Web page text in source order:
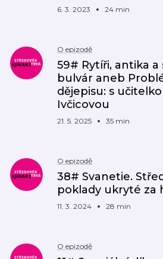
6. 3. 2023 24 min
O epizodě
59# Rytíři, antika a
bulvár aneb
dějepisu: s
Ivčicovou
21. 5. 2025 35 min
O epizodě
38# Svanetie.
poklady ukryté za
11. 3. 2024 28 min
O epizodě